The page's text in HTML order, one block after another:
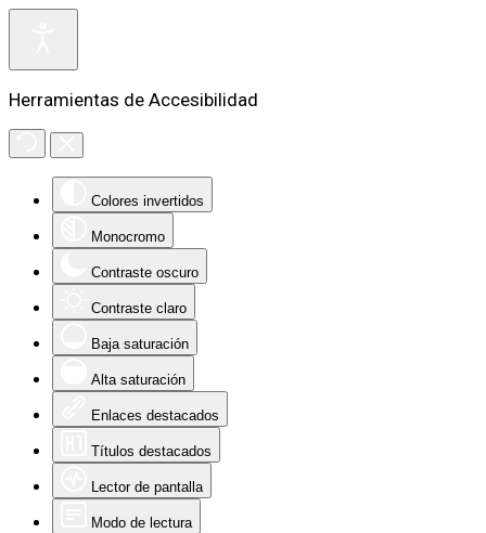
Herramientas de Accesibilidad
Colores invertidos
Monocromo
Contraste oscuro
Contraste claro
Baja saturación
Alta saturación
Enlaces destacados
Títulos destacados
Lector de pantalla
Modo de lectura